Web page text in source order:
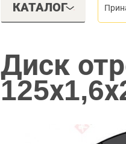
КАТАЛОГ
Диск